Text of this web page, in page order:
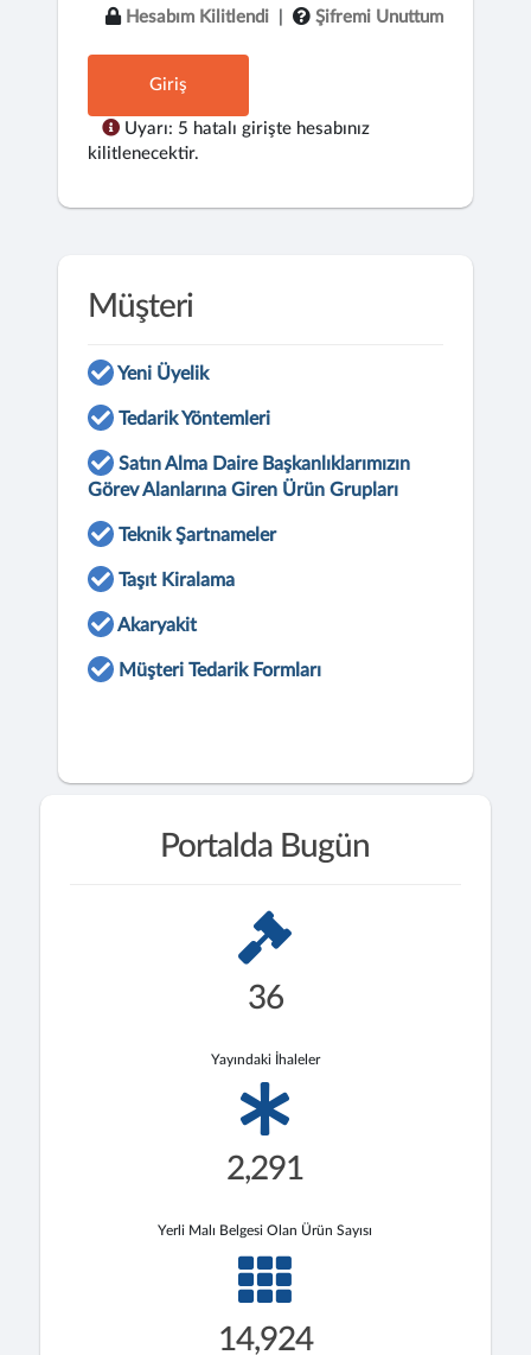
Hesabım Kilitlendi Şifremi Unuttum
Giriş
Uyarı: 5 hatalı girişte hesabınız
kilitlenecektir.
Müşteri
Yeni Üyelik
Tedarik Yöntemleri
Satın Alma Daire Başkanlıklarımızın
Görev Alanlarına Giren Ürün Grupları
Teknik Şartnameler
Taşıt Kiralama
Akaryakit
Müşteri Tedarik Formları
Portalda Bugün
36
Yayındaki İhaleler
2,291
Yerli Malı Belgesi Olan Ürün Sayısı
14,924